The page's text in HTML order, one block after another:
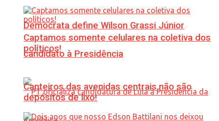
Democrata define Wilson Grassi Júnior
candidato à Presidência
Captamos somente celulares na coletiva dos
políticos!
Canteiros das avenidas centrais não são
depósitos de lixo!